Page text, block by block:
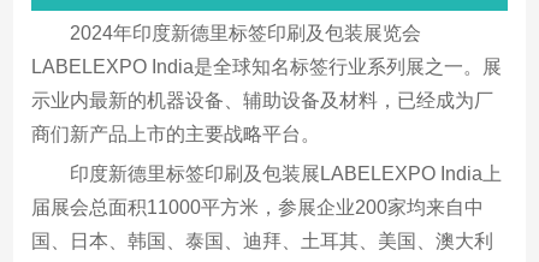
2024年印度新德里标签印刷及包装展览会
LABELEXPO India是全球知名标签行业系列展之一。展
示业内最新的机器设备、辅助设备及材料，已经成为厂
商们新产品上市的主要战略平台。
印度新德里标签印刷及包装展LABELEXPO India上
届展会总面积11000平方米，参展企业200家均来自中
国、日本、韩国、泰国、迪拜、土耳其、美国、澳大利